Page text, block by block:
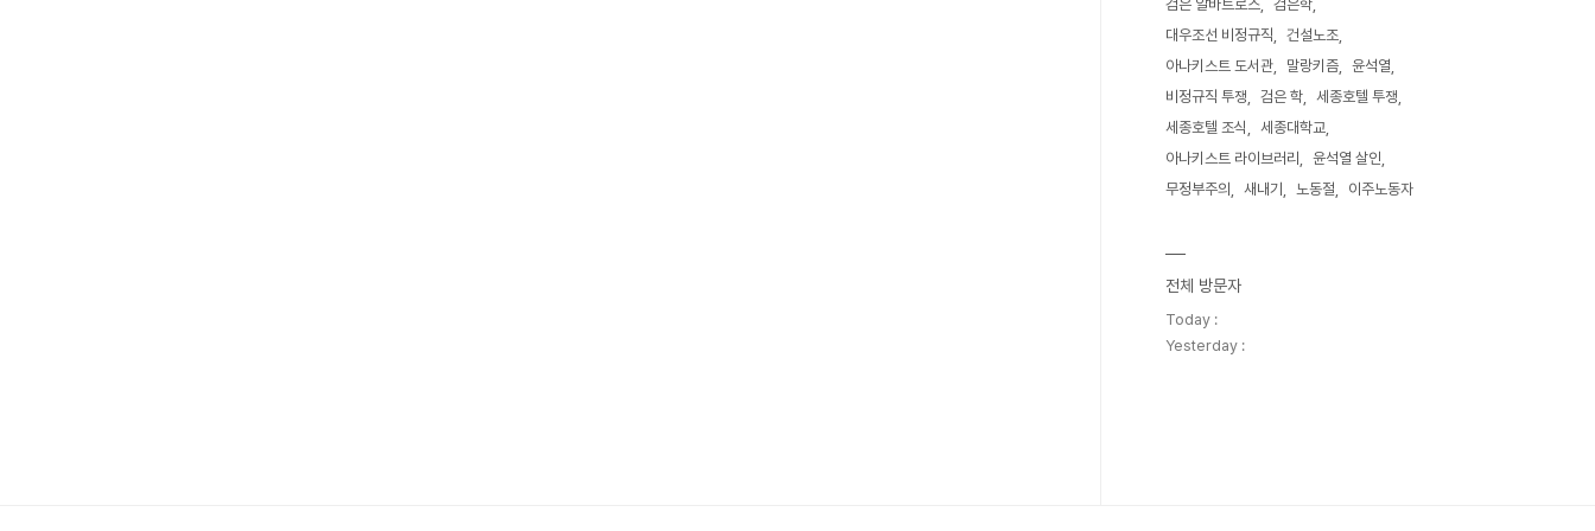
검은 알바트로스
검은학
대우조선 비정규직
건설노조
아나키스트 도서관
말랑키즘
윤석열
비정규직 투쟁
검은 학
세종호텔 투쟁
세종호텔 조식
세종대학교
아나키스트 라이브러리
윤석열 살인
무정부주의
새내기 노동절 이주노동자
전체 방문자
Today :
Yesterday :